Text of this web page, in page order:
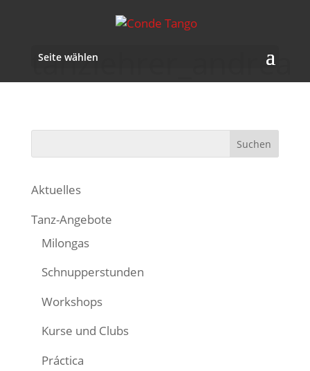
Seite wählen
tanzlehrer_andrea
Aktuelles
Tanz-Angebote
Milongas
Schnupperstunden
Workshops
Kurse und Clubs
Práctica